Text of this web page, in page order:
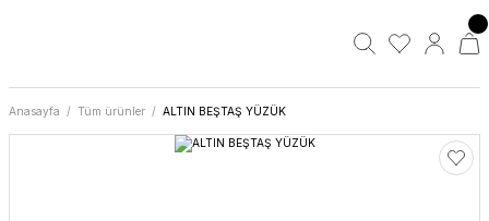
Anasayfa Tüm ürünler ALTIN BEŞTAŞ YÜZÜK